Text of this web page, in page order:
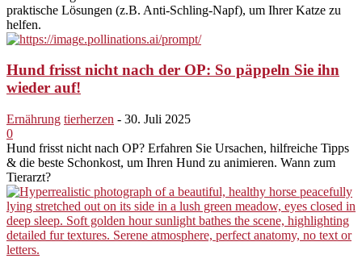
praktische Lösungen (z.B. Anti-Schling-Napf), um Ihrer Katze zu
helfen.
Hund frisst nicht nach der OP: So päppeln Sie ihn
wieder auf!
Ernährung tierherzen - 30. Juli 2025
0
Hund frisst nicht nach OP? Erfahren Sie Ursachen, hilfreiche Tipps
& die beste Schonkost, um Ihren Hund zu animieren. Wann zum
Tierarzt?